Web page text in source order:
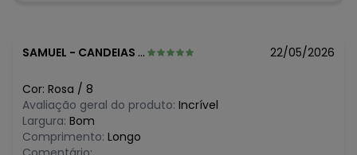
agosto/2026
N/D*
junho/2026
maio/2026
abril/2026
março/2026
fevereiro/2026
SAMUEL - CANDEIAS - BA 22/05/2026
Cor: Rosa / 8
Avaliação geral do produto: Incrível
Largura: Bom
Comprimento: Longo